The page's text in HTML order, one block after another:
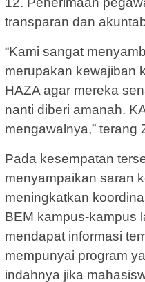
transparan dan
“Kami sangat
merupakan kewajiban
HAZA agar mereka
nanti diberi amanah.
mengawalnya,” terang
Pada kesempatan
menyampaikan saran
meningkatkan
BEM kampus-kampus
mendapat informasi
mempunyai program
indahnya jika